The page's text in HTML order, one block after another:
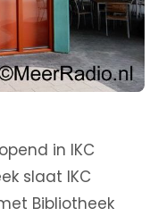
in IKC
slaat IKC
Bibliotheek